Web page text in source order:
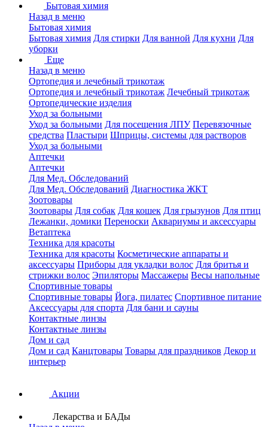
Бытовая химия
Назад в меню
Бытовая химия
Бытовая химия Для стирки Для ванной Для кухни Для
уборки
Еще
Назад в меню
Ортопедия и лечебный трикотаж
Ортопедия и лечебный трикотаж Лечебный трикотаж
Ортопедические изделия
Уход за больными
Уход за больными Для посещения ЛПУ Перевязочные
средства Пластыри Шприцы, системы для растворов
Уход за больными
Аптечки
Аптечки
Для Мед. Обследований
Для Мед. Обследований Диагностика ЖКТ
Зоотовары
Зоотовары Для собак Для кошек Для грызунов Для птиц
Лежанки, домики Переноски Аквариумы и аксессуары
Ветаптека
Техника для красоты
Техника для красоты Косметические аппараты и
аксессуары Приборы для укладки волос Для бритья и
стрижки волос Эпиляторы Массажеры Весы напольные
Спортивные товары
Спортивные товары Йога, пилатес Спортивное питание
Аксессуары для спорта Для бани и сауны
Контактные линзы
Контактные линзы
Дом и сад
Дом и сад Канцтовары Товары для праздников Декор и
интерьер
Акции
Лекарства и БАДы